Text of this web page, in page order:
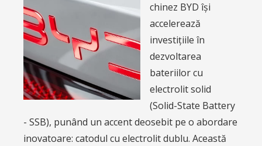
chinez BYD își
accelerează
investițiile în
dezvoltarea
bateriilor cu
electrolit solid
(Solid-State Battery
- SSB), punând un accent deosebit pe o abordare
inovatoare: catodul cu electrolit dublu. Această